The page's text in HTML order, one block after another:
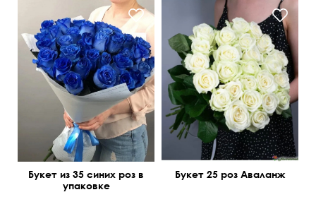
Букет из 35 синих роз в
упаковке
50 см 25 см
Букет 25 роз Аваланж